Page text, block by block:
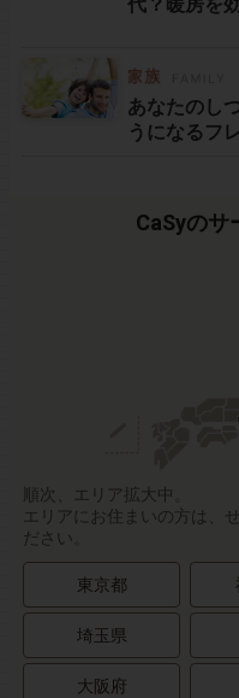
あなたのし
うになるフ
CaSyのサ
順次、エリア拡大中。
エリアにお住まいの方は、
ださい。
東京都
埼玉県
大阪府